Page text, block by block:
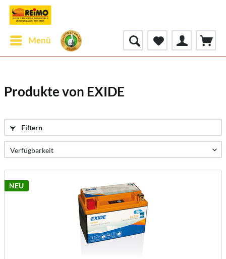
Menü
Produkte von EXIDE
Filtern
NEU